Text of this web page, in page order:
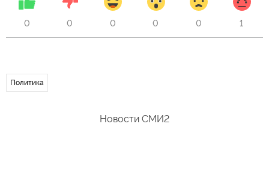
0 0 0 0 0 1
Политика
Новости СМИ2